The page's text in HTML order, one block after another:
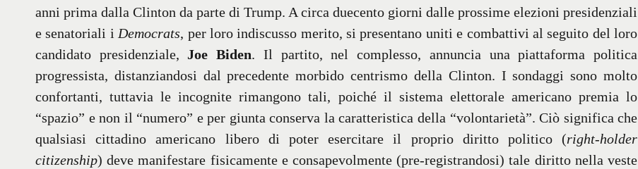
anni prima dalla Clinton da parte di Trump. A circa duecento giorni dalle prossime elezioni presidenziali
e senatoriali i Democrats, per loro indiscusso merito, si presentano uniti e combattivi al seguito del loro
candidato presidenziale,Joe Biden. Il partito, nel complesso, annuncia una piattaforma politica
progressista, distanziandosi dal precedente morbido centrismo della Clinton. I sondaggi sono molto
confortanti, tuttavia le incognite rimangono tali, poiché il sistema elettorale americano premia lo
“spazio” e non il “numero” e per giunta conserva la caratteristica della “volontarietà”. Ciò significa che
qualsiasi cittadino americano libero di poter esercitare il proprio diritto politico (right-holder
citizenship) deve manifestare fisicamente e consapevolmente (pre-registrandosi) tale diritto nella veste